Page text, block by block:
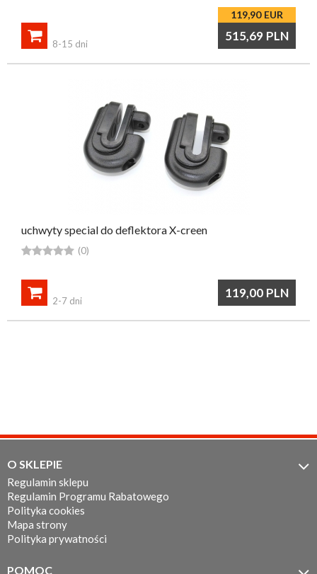
119,90 EUR
515,69 PLN

8-15 dni
uchwyty special do deflektora X-creen
 (0)
119,00 PLN

2-7 dni
O SKLEPIE 
Regulamin sklepu
Regulamin Programu Rabatowego
Polityka cookies
Mapa strony
Polityka prywatności
POMOC